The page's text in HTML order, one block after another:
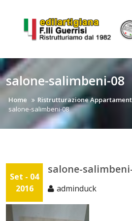
content
salone-salimbeni-08
Home
Ristrutturazione
salone-salimbeni-08
Set - 04
2016
salone-
adminduck